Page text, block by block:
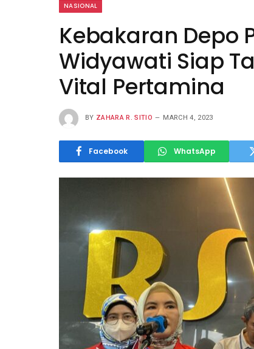
NASIONAL
Kebakaran Depo
Widyawati Siap
Vital Pertamina
BY ZAHARA R. SITIO MARCH 4, 2023
Facebook WhatsApp